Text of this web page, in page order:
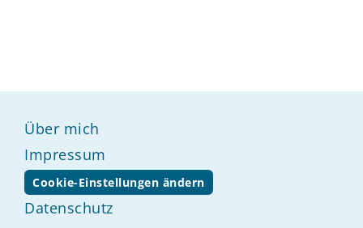
Über mich
Impressum
Cookie-Einstellungen ändern
Datenschutz